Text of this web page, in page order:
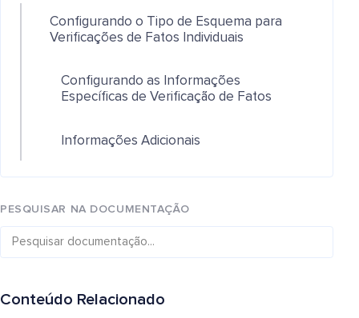
Configurando o Tipo de Esquema para
Verificações de Fatos Individuais
Configurando as Informações
Específicas de Verificação de Fatos
Informações Adicionais
PESQUISAR NA DOCUMENTAÇÃO
Conteúdo Relacionado